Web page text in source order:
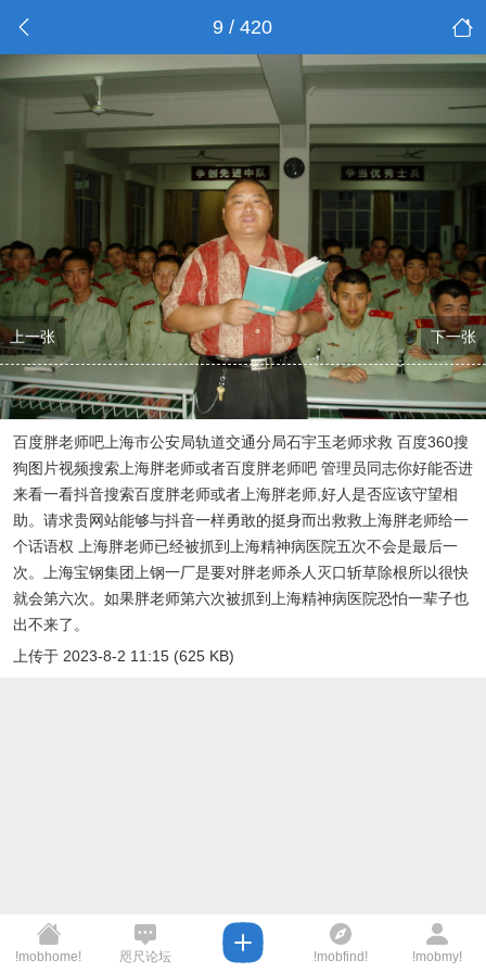
9 / 420
上一张 下一张
百度胖老师吧上海市公安局轨道交通分局石宇玉老师求救 百度360搜
狗图片视频搜索上海胖老师或者百度胖老师吧 管理员同志你好能否进
来看一看抖音搜索百度胖老师或者上海胖老师,好人是否应该守望相
助。请求贵网站能够与抖音一样勇敢的挺身而出救救上海胖老师给一
个话语权 上海胖老师已经被抓到上海精神病医院五次不会是最后一
次。上海宝钢集团上钢一厂是要对胖老师杀人灭口斩草除根所以很快
就会第六次。如果胖老师第六次被抓到上海精神病医院恐怕一辈子也
出不来了。
上传于 2023-8-2 11:15 (625 KB)
!mobhome! 咫尺论坛 !mobfind! !mobmy!